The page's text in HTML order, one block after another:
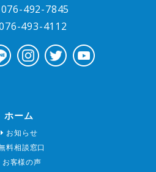
076-492-7845
493-4112
ホーム
お知らせ
料相談窓口
お客様の声